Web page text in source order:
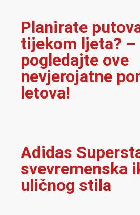
Planirate
tijekom ljeta? –
pogledajte ove
nevjerojatne
letova!
Adidas
svevremenska
uličnog stila